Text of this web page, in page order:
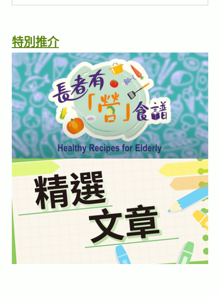
特別推介